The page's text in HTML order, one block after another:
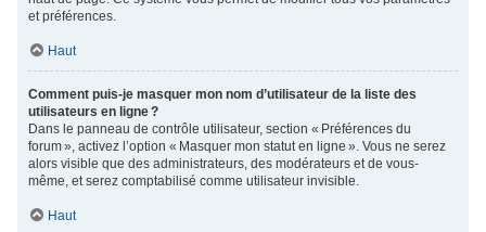
et préférences.
Haut
Comment puis-je masquer mon nom d’utilisateur de la liste des
utilisateurs en ligne ?
Dans le panneau de contrôle utilisateur, section « Préférences du
forum », activez l’option « Masquer mon statut en ligne ». Vous ne serez
alors visible que des administrateurs, des modérateurs et de vous-
même, et serez comptabilisé comme utilisateur invisible.
Haut